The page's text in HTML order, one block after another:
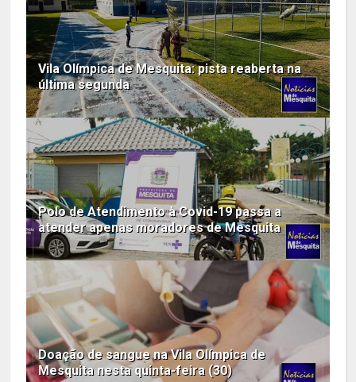
Vila Olímpica de Mesquita: pista reaberta na
última segunda
Polo de Atendimento à Covid-19 passa a
atender apenas moradores de Mesquita
Doação de sangue na Vila Olímpica de
Mesquita nesta quinta-feira (30)